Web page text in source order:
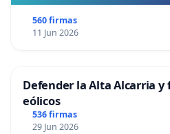
560 firmas
11 Jun 2026
Defender la Alta Alcarria y
eólicos
536 firmas
29 Jun 2026